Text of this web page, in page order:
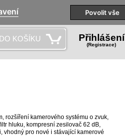
Naše pobočky Technická podpora
KOŠÍKU Přihlášení
(Registrace)
rozšíření kamerového systému o zvuk,
hluku, kompresní zesilovač 62 dB,
vhodný pro nové i stávající kamerové
Povolit vše